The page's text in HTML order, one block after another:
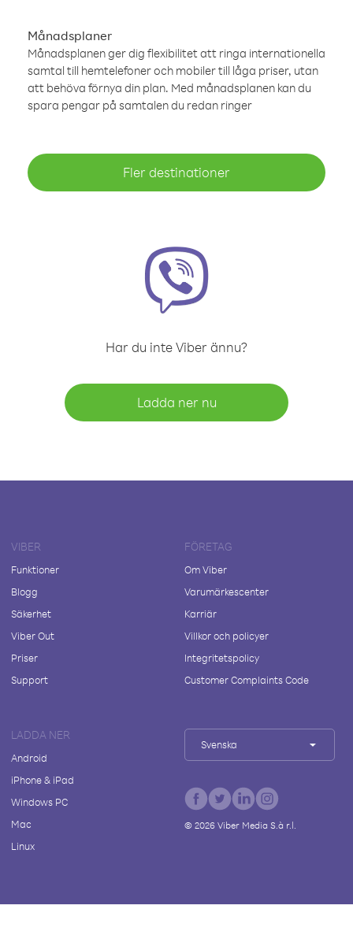
Månadsplaner
Månadsplanen ger dig flexibilitet att ringa internationella
samtal till hemtelefoner och mobiler till låga priser, utan
att behöva förnya din plan. Med månadsplanen kan du
spara pengar på samtalen du redan ringer
Fler destinationer
Har du inte Viber ännu?
Ladda ner nu
VIBER
Funktioner
Blogg
Säkerhet
Viber Out
Priser
Support
FÖRETAG
Om Viber
Varumärkescenter
Karriär
Villkor och policyer
Integritetspolicy
Customer Complaints Code
LADDA NER
Android
iPhone & iPad
Windows PC
Mac
Linux
Svenska
© 2026Viber Media S.à r.l.